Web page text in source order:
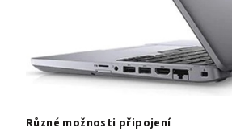
Různé možnosti připojení